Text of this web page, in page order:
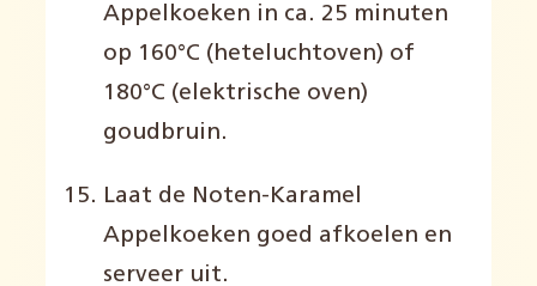
Appel koeken in ca . 2 5 minuten
op 160°C (heteluchtoven) of
180°C (elektrische oven)
goudbruin.
Laat de N oten-Karamel
Appel koeken goed afkoelen en
serveer uit.